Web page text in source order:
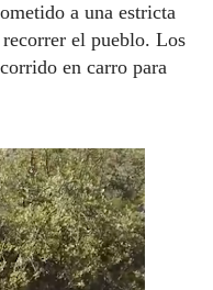
a una estricta
el pueblo. Los
en carro para